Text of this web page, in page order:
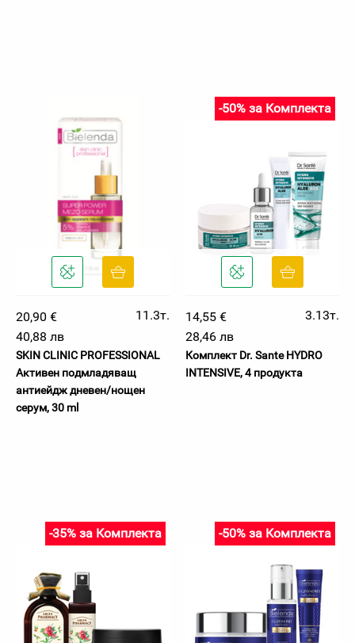
20,90 €
11.3т.
40,88 лв
SKIN CLINIC PROFESSIONAL
Активен подмладяващ
антиейдж дневен/нощен
серум, 30 ml
-50% за Комплекта
14,55 €
3.13т.
28,46 лв
Комплект Dr. Sante HYDRO
INTENSIVE, 4 продукта
-35% за Комплекта -50% за Комплекта